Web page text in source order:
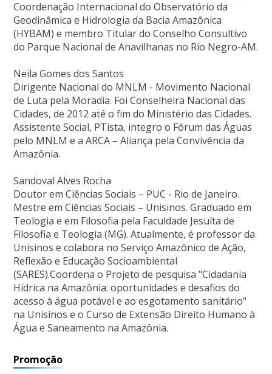
Coordenação Internacional do Observatório da
Geodinâmica e Hidrologia da Bacia Amazônica
(HYBAM) e membro Titular do Conselho Consultivo
do Parque Nacional de Anavilhanas no Rio Negro-AM.
Neila Gomes dos Santos
Dirigente Nacional do MNLM - Movimento Nacional
de Luta pela Moradia. Foi Conselheira Nacional das
Cidades, de 2012 até o fim do Ministério das Cidades.
Assistente Social, PTista, integro o Fórum das Águas
pelo MNLM e a ARCA – Aliança pela Convivência da
Amazônia.
Sandoval Alves Rocha
Doutor em Ciências Sociais – PUC - Rio de Janeiro.
Mestre em Ciências Sociais – Unisinos. Graduado em
Teologia e em Filosofia pela Faculdade Jesuíta de
Filosofia e Teologia (MG). Atualmente, é professor da
Unisinos e colabora no Serviço Amazônico de Ação,
Reflexão e Educação Socioambiental
(SARES).Coordena o Projeto de pesquisa "Cidadania
Hídrica na Amazônia: oportunidades e desafios do
acesso à água potável e ao esgotamento sanitário"
na Unisinos e o Curso de Extensão Direito Humano à
Água e Saneamento na Amazônia.
Promoção